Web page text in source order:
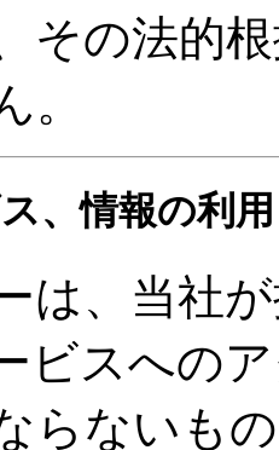
その法的
。
、情報の利
は、当社
ビスへの
らないも